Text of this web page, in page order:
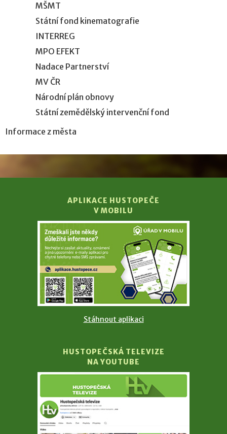
MŠMT
Státní fond kinematografie
INTERREG
MPO EFEKT
Nadace Partnerství
MV ČR
Národní plán obnovy
Státní zemědělský intervenční fond
Informace z města
APLIKACE HUSTOPEČE
V MOBILU
Stáhnout aplikaci
HUSTOPEČSKÁ TELEVIZE
NA YOUTUBE